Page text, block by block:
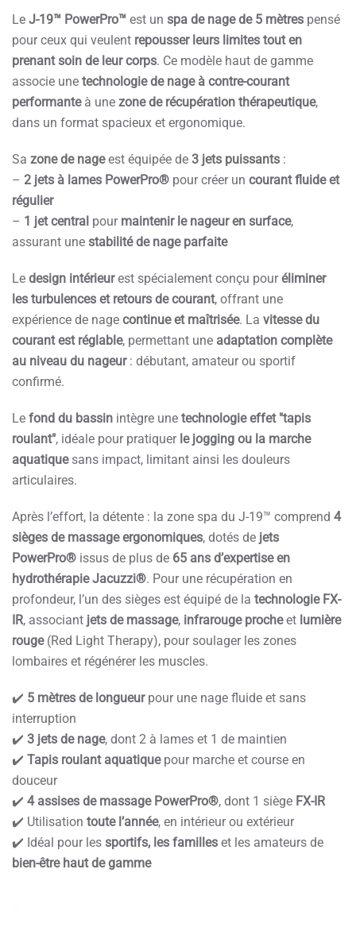
Le J-19™ PowerPro™ est un spa de nage de 5 mètres pensé
pour ceux qui veulent repousser leurs limites tout en
prenant soin de leur corps. Ce modèle haut de gamme
associe une technologie de nage à contre-courant
performanteà une zone de récupération thérapeutique,
dans un format spacieux et ergonomique.
Sa zone de nageest équipée de 3 jets puissants :
– 2 jets à lames PowerPro® pour créer un courant fluide et
régulier
– 1 jet central pour maintenir le nageur en surface,
assurant une stabilité de nage parfaite
Le design intérieurest spécialement conçu pouréliminer
les turbulences et retours de courant, offrant une
expérience de nage continue et maîtrisée. La vitesse du
courant est réglable, permettant une adaptation complète
au niveau du nageur: débutant, amateur ou sportif
confirmé.
Le fond du bassin intègre une technologie effet "tapis
roulant", idéale pour pratiquer le jogging ou la marche
aquatiquesans impact, limitant ainsi les douleurs
articulaires.
Après l’effort, la détente : la zone spa du J-19™ comprend 4
sièges de massage ergonomiques, dotés de jets
PowerPro® issus de plus de 65 ans d’expertise en
hydrothérapie Jacuzzi®. Pour une récupération en
profondeur, l’un des sièges est équipé de la technologie FX-
IR, associant jets de massage, infrarouge procheet lumière
rouge(Red Light Therapy), pour soulager les zones
lombaires et régénérer les muscles.
✔️ 5 mètres de longueurpour une nage fluide et sans
interruption
✔️ 3 jets de nage, dont 2 à lames et 1 de maintien
✔️ Tapis roulant aquatiquepour marche et course en
douceur
✔️ 4 assises de massage PowerPro®, dont 1 siège FX-IR
✔️ Utilisation toute l’année, en intérieur ou extérieur
✔️ Idéal pour les sportifs, les familles et les amateurs de
bien-être haut de gamme